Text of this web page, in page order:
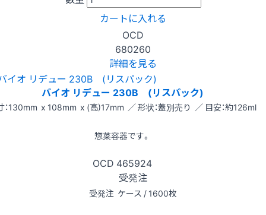
カートに入れる
OCD
680260
詳細を見る
バイオ リデュー 230B (リスパック)
：130mm x 108mm x (高)17mm ／ 形状：蓋別売り ／ 目安：約126ml
惣菜容器です。
OCD 465924
受発注
受発注 ケース / 1600枚